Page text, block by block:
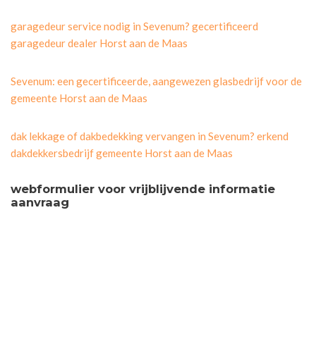
garagedeur service nodig in Sevenum? gecertificeerd
garagedeur dealer Horst aan de Maas
Sevenum: een gecertificeerde, aangewezen glasbedrijf voor de
gemeente Horst aan de Maas
dak lekkage of dakbedekking vervangen in Sevenum? erkend
dakdekkersbedrijf gemeente Horst aan de Maas
webformulier voor vrijblijvende informatie
aanvraag